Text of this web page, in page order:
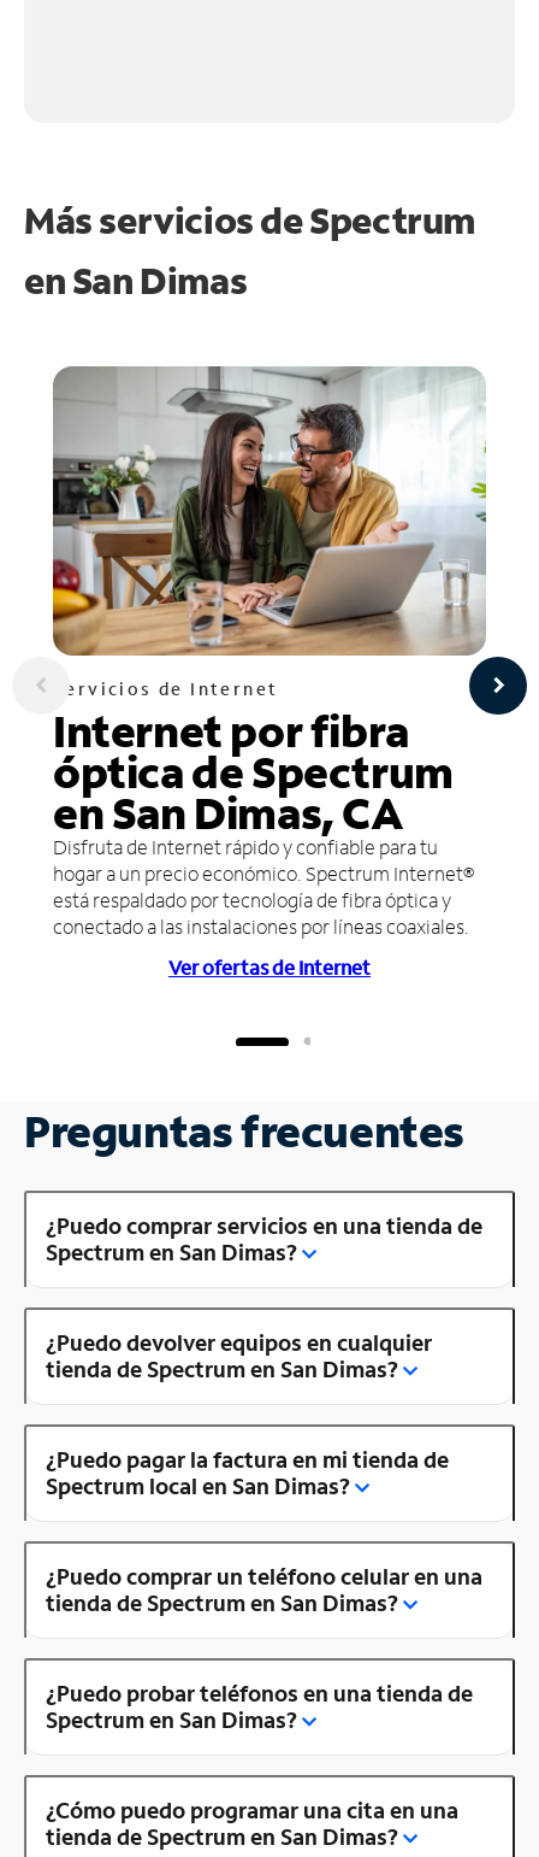
Más servicios de Spectrum
enSan Dimas
Servicios de Internet
Internet por fibra
óptica de Spectrum
en San Dimas, CA
Disfruta de Internet rápido y confiable para tu
hogar a un precio económico. Spectrum Internet®
está respaldado por tecnología de fibra óptica y
conectado a las instalaciones por líneas coaxiales.
Ver ofertas de Internet
Preguntas frecuentes
¿Puedo comprar servicios en una tienda de
Spectrum en San Dimas?
¿Puedo devolver equipos en cualquier
tienda de Spectrum en San Dimas?
¿Puedo pagar la factura en mi tienda de
Spectrum local en San Dimas?
¿Puedo comprar un teléfono celular en una
tienda de Spectrum en San Dimas?
¿Puedo probar teléfonos en una tienda de
Spectrum en San Dimas?
¿Cómo puedo programar una cita en una
tienda de Spectrum en San Dimas?